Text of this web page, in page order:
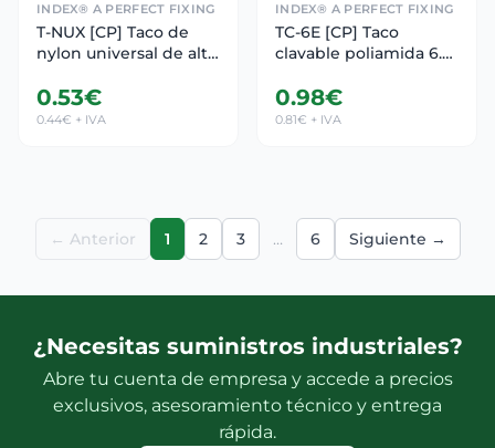
INDEX® A PERFECT FIXING
T-NUX [CP] Taco de
nylon universal de alto
nylon
0.53€
0.44€ + IVA
INDEX® A PERFECT FIXING
TC-6E [CP] Taco
clavable poliamida 6.6.
tornillo hexagonal
0.98€
0.81€ + IVA
← Anterior 1 2 3 … 6 Siguiente →
¿Necesitas suministros industriales?
Abre tu cuenta de empresa y accede a precios
exclusivos, asesoramiento técnico y entrega
rápida.